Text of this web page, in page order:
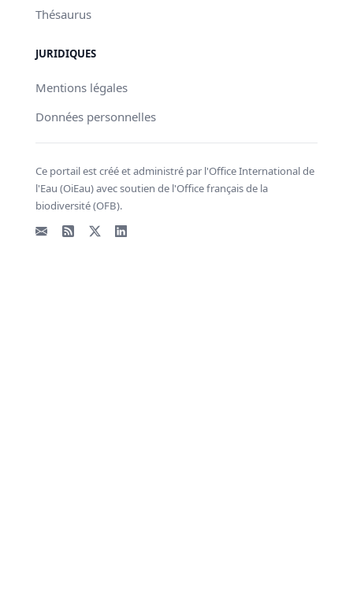
Thésaurus
JURIDIQUES
Mentions légales
Données personnelles
Ce portail est créé et administré par l'Office International de
l'Eau (OiEau) avec soutien de l'Office français de la
biodiversité (OFB).